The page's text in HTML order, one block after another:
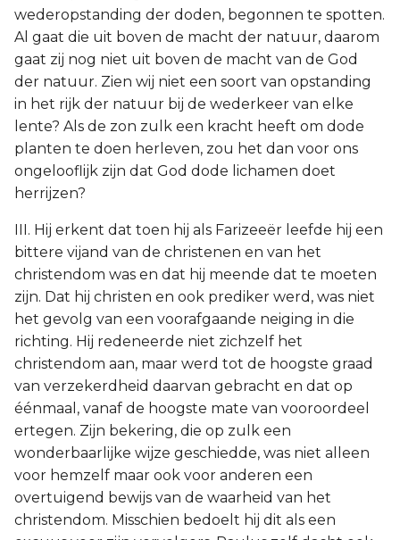
wederopstanding der doden, begonnen te spotten.
Al gaat die uit boven de macht der natuur, daarom
gaat zij nog niet uit boven de macht van de God
der natuur. Zien wij niet een soort van opstanding
in het rijk der natuur bij de wederkeer van elke
lente? Als de zon zulk een kracht heeft om dode
planten te doen herleven, zou het dan voor ons
ongelooflijk zijn dat God dode lichamen doet
herrijzen?
III. Hij erkent dat toen hij als Farizeeër leefde hij een
bittere vijand van de christenen en van het
christendom was en dat hij meende dat te moeten
zijn. Dat hij christen en ook prediker werd, was niet
het gevolg van een voorafgaande neiging in die
richting. Hij redeneerde niet zichzelf het
christendom aan, maar werd tot de hoogste graad
van verzekerdheid daarvan gebracht en dat op
éénmaal, vanaf de hoogste mate van vooroordeel
ertegen. Zijn bekering, die op zulk een
wonderbaarlijke wijze geschiedde, was niet alleen
voor hemzelf maar ook voor anderen een
overtuigend bewijs van de waarheid van het
christendom. Misschien bedoelt hij dit als een